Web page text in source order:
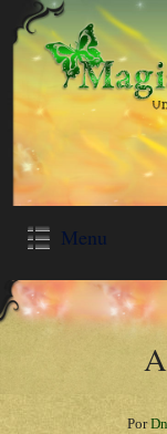
Menu
Por